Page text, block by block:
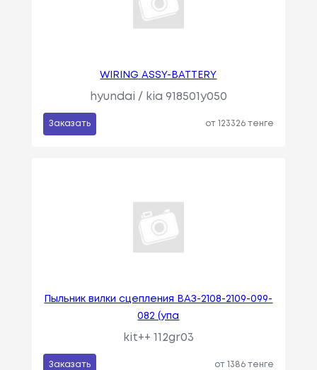
WIRING ASSY-BATTERY
hyundai / kia 918501y050
Заказать от 123326 тенге
Пыльник вилки сцепления ВАЗ-2108-2109-099-
082 (упа
kit++ 112gr03
Заказать от 1386 тенге